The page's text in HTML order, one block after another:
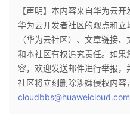
【声明】本内容来自华为云
华为云开发者社区的观点和
（华为云社区）、文章链接
和本社区有权追究责任。如
容，欢迎发送邮件进行举报
社区将立刻删除涉嫌侵权内容
cloudbbs@huaweicloud.com